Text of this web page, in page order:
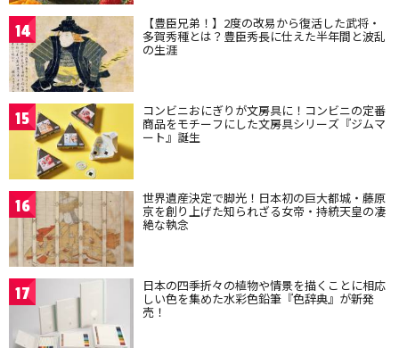
14 【豊臣兄弟！】2度の改易から復活した武将・
多賀秀種とは？豊臣秀長に仕えた半年間と波乱
の生涯
15 コンビニおにぎりが文房具に！コンビニの定番
商品をモチーフにした文房具シリーズ『ジムマ
ート』誕生
16 世界遺産決定で脚光！日本初の巨大都城・藤原
京を創り上げた知られざる女帝・持統天皇の凄
絶な執念
17 日本の四季折々の植物や情景を描くことに相応
しい色を集めた水彩色鉛筆『色辞典』が新発
売！